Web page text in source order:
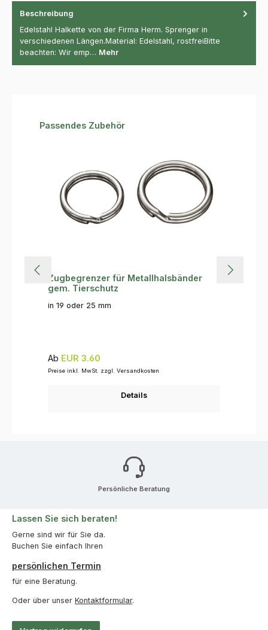
Beschreibung
Edelstahl Halkette von der Firma Herm. Sprenger in
verschiedenen Längen.Material: Edelstahl, rostfreiBitte
beachten: Wir emp… Mehr
Produktgalerie überspringen
Passendes Zubehör
Zugbegrenzer für Metallhalsbänder
gem. Tierschutz
in 19 oder 25 mm
Regulärer Preis:
Ab EUR 3.60
Preise inkl. MwSt. zzgl. Versandkosten
Details
Persönliche Beratung
Lassen Sie sich beraten!
Gerne sind wir für Sie da.
Buchen Sie einfach Ihren
persönlichen Termin
für eine Beratung.
Oder über unser Kontaktformular.